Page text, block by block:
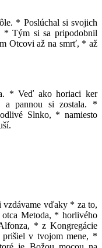
* Poslúchal si svojich
* Tým si sa pripodobnil
Otcovi až na smrť, * až
* Veď ako horiaci ker
a pannou si zostala. *
Slnko, * namiesto
vzdávame vďaky * za to,
Metoda, * horlivého
* z Kongregácie
v tvojom mene, *